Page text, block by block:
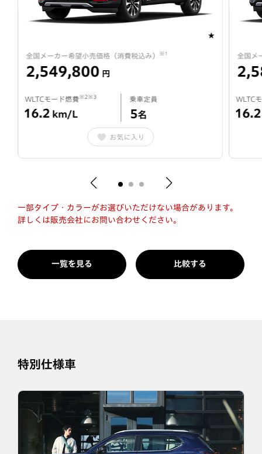
★
全国メーカー希望小売価格（消費税込み） ※1
2,549,800 円
WLTCモード燃費※2※3
16.2 km/L
乗車定員
5名
お気に入り
全国メ
WLTC
16.2
一部タイプ・カラーがお選びいただけない場合があります。
詳しくは販売会社にお問い合わせください。
一覧を見る 比較する
特別仕様車